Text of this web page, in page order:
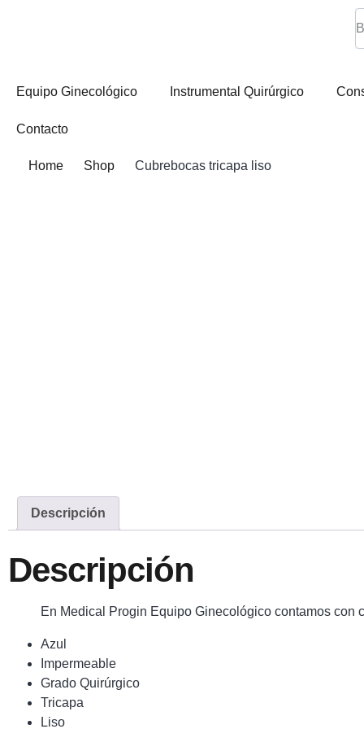
Equipo Ginecológico Instrumental Quirúrgico
Contacto
Home Shop Cubrebocas tricapa liso
Descripción
Descripción
En Medical Progin Equipo Ginecológico contamos con
Azul
Impermeable
Grado Quirúrgico
Tricapa
Liso